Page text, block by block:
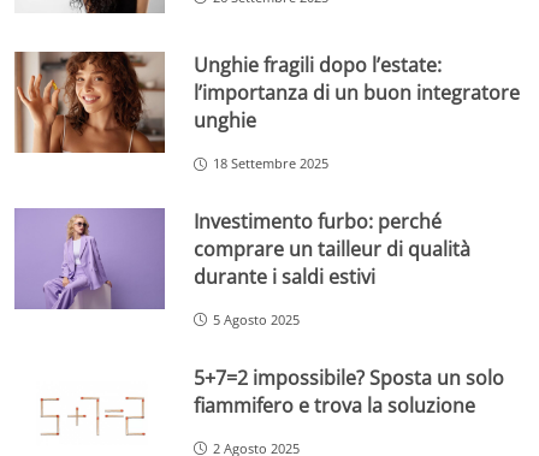
Unghie fragili dopo l’estate:
l’importanza di un buon integratore
unghie
18 Settembre 2025
Investimento furbo: perché
comprare un tailleur di qualità
durante i saldi estivi
5 Agosto 2025
5+7=2 impossibile? Sposta un solo
fiammifero e trova la soluzione
2 Agosto 2025